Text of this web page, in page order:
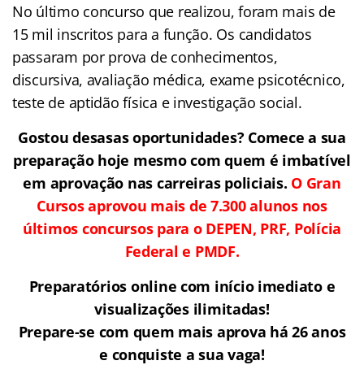
No último concurso que realizou, foram mais de
15 mil inscritos para a função. Os candidatos
passaram por prova de conhecimentos,
discursiva, avaliação médica, exame psicotécnico,
teste de aptidão física e investigação social.
Gostou desasas oportunidades? Comece a sua
preparação hoje mesmo com quem é imbatível
em aprovação nas carreiras policiais. O Gran
Cursos aprovou mais de 7.300 alunos nos
últimos concursos para o DEPEN, PRF, Polícia
Federal e PMDF.
Preparatórios online com início imediato e
visualizações ilimitadas!
Prepare-se com quem mais aprova há 26 anos
e conquiste a sua vaga!